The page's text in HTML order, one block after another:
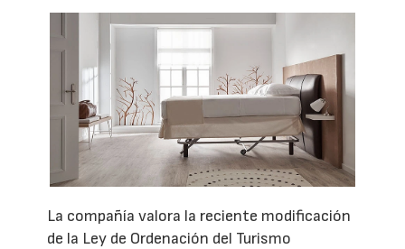
La compañía valora la reciente modificación
de la Ley de Ordenación del Turismo